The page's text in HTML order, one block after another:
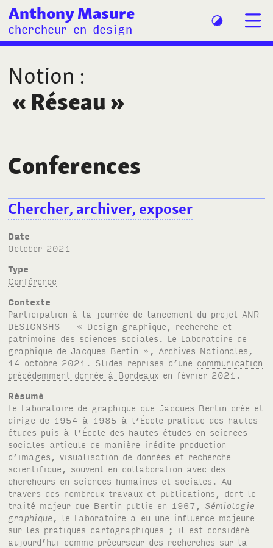
Anthony Masure
chercheur en design
Notion :
« Réseau »
Conferences
Chercher, archiver, exposer
Date
October 2021
Type
Conférence
Contexte
Participation à la journée de lancement du projet ANR
DESIGNSHS – « Design graphique, recherche et
patrimoine des sciences sociales. Le Laboratoire de
graphique de Jacques Bertin », Archives Nationales,
14 octobre 2021. Slides reprises d’une communication
précédemment donnée à Bordeaux en février 2021.
Résumé
Le Laboratoire de graphique que Jacques Bertin crée et
dirige de 1954 à 1985 à l’École pratique des hautes
études puis à l’École des hautes études en sciences
sociales articule de manière inédite production
d’images, visualisation de données et recherche
scientifique, souvent en collaboration avec des
chercheurs en sciences humaines et sociales. Au
travers des nombreux travaux et publications, dont le
traité majeur que Bertin publie en 1967, Sémiologie
graphique , le Laboratoire a eu une influence majeure
sur les pratiques cartographiques ; il est considéré
aujourd’hui comme précurseur des recherches sur la